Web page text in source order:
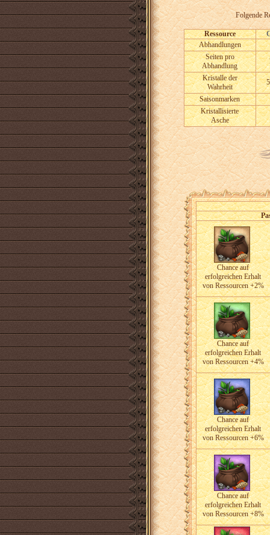
Folgende
Ressource
Abhandlungen
Seiten pro
Abhandlung
Kristalle der
Wahrheit
Saisonmarken
Kristallisierte
Asche
Chance auf
erfolgreichen Erhalt
von Ressourcen +2%
Chance auf
erfolgreichen Erhalt
von Ressourcen +4%
Chance auf
erfolgreichen Erhalt
von Ressourcen +6%
Chance auf
erfolgreichen Erhalt
von Ressourcen +8%